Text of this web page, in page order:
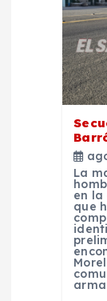
La
en la
que